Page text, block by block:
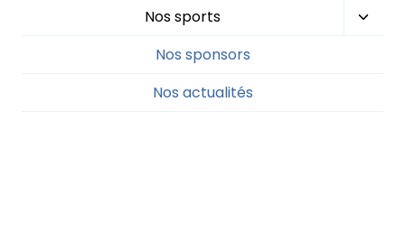
Nos sports
Nos sponsors
Nos actualités